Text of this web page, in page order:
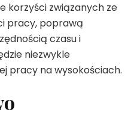
korzyści związanych ze
pracy, poprawą
czasu i
niezwykle
pracy na wysokościach.